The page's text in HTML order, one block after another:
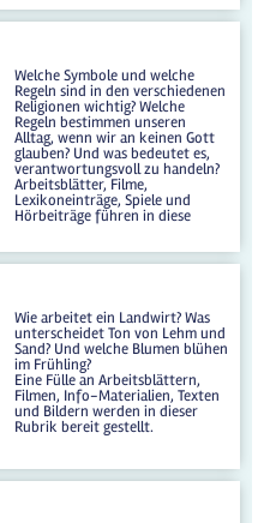
Welche Symbole und welche
Regeln sind in den verschiedenen
Religionen wichtig? Welche
Regeln bestimmen unseren
Alltag, wenn wir an keinen Gott
glauben? Und was bedeutet es,
verantwortungsvoll zu handeln?
Arbeitsblätter, Filme,
Lexikoneinträge, Spiele und
Hörbeiträge führen in diese
Wie arbeitet ein Landwirt? Was
unterscheidet Ton von Lehm und
Sand? Und welche Blumen blühen
im Frühling?
Eine Fülle an Arbeitsblättern,
Filmen, Info-Materialien, Texten
und Bildern werden in dieser
Rubrik bereit gestellt.